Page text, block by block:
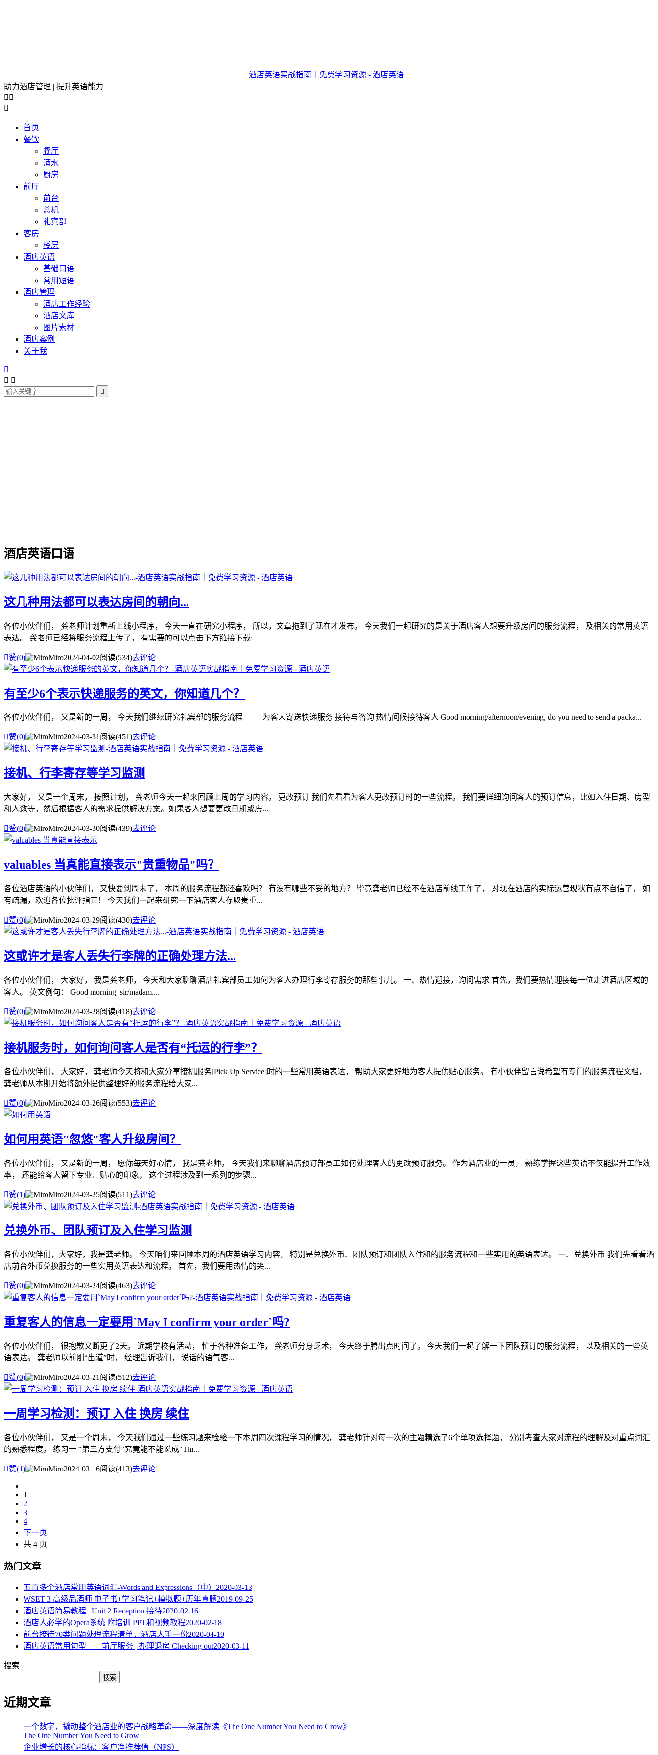
酒店英语实战指南｜免费学习资源 - 酒店英语
助力酒店管理 | 提升英语能力
 

首页
餐饮
餐厅
酒水
厨房
前厅
前台
总机
礼宾部
客房
楼层
酒店英语
基础口语
常用短语
酒店管理
酒店工作经验
酒店文库
图片素材
酒店案例
关于我

 

酒店英语口语
这几种用法都可以表达房间的朝向...
各位小伙伴们， 龚老师计划重新上线小程序， 今天一直在研究小程序， 所以，文章拖到了现在才发布。 今天我们一起研究的是关于酒店客人想要升级房间的服务流程， 及相关的常用英语
表达。 龚老师已经将服务流程上传了， 有需要的可以点击下方链接下载:...
赞(0) Miro2024-04-02阅读(534)去评论
有至少6个表示快递服务的英文，你知道几个？
各位小伙伴们， 又是新的一周， 今天我们继续研究礼宾部的服务流程 —— 为客人寄送快递服务 接待与咨询 热情问候接待客人 Good morning/afternoon/evening, do you need to send a packa...
赞(0) Miro2024-03-31阅读(451)去评论
接机、行李寄存等学习监测
大家好， 又是一个周末， 按照计划， 龚老师今天一起来回顾上周的学习内容。 更改预订 我们先看看为客人更改预订时的一些流程。 我们要详细询问客人的预订信息，比如入住日期、房型
和人数等，然后根据客人的需求提供解决方案。如果客人想要更改日期或房...
赞(0) Miro2024-03-30阅读(439)去评论
valuables 当真能直接表示"贵重物品"吗？
各位酒店英语的小伙伴们， 又快要到周末了， 本周的服务流程都还喜欢吗？ 有没有哪些不妥的地方？ 毕竟龚老师已经不在酒店前线工作了， 对现在酒店的实际运营现状有点不自信了， 如
有疏漏，欢迎各位批评指正！ 今天我们一起来研究一下酒店客人存取贵重...
赞(0) Miro2024-03-29阅读(430)去评论
这或许才是客人丢失行李牌的正确处理方法...
各位小伙伴们， 大家好， 我是龚老师， 今天和大家聊聊酒店礼宾部员工如何为客人办理行李寄存服务的那些事儿。 一、热情迎接，询问需求 首先，我们要热情迎接每一位走进酒店区域的
客人。 英文例句： Good morning, sir/madam....
赞(0) Miro2024-03-28阅读(418)去评论
接机服务时，如何询问客人是否有“托运的行李”？
各位小伙伴们， 大家好， 龚老师今天将和大家分享接机服务[Pick Up Service]时的一些常用英语表达， 帮助大家更好地为客人提供贴心服务。 有小伙伴留言说希望有专门的服务流程文档，
龚老师从本期开始将额外提供整理好的服务流程给大家...
赞(0) Miro2024-03-26阅读(553)去评论
如何用英语"忽悠"客人升级房间？
各位小伙伴们， 又是新的一周， 愿你每天好心情， 我是龚老师。 今天我们来聊聊酒店预订部员工如何处理客人的更改预订服务。 作为酒店业的一员， 熟练掌握这些英语不仅能提升工作效
率， 还能给客人留下专业、贴心的印象。 这个过程涉及到一系列的步骤...
赞(1) Miro2024-03-25阅读(511)去评论
兑换外币、团队预订及入住学习监测
各位小伙伴们，大家好，我是龚老师。 今天咱们来回顾本周的酒店英语学习内容， 特别是兑换外币、团队预订和团队入住和的服务流程和一些实用的英语表达。 一、兑换外币 我们先看看酒
店前台外币兑换服务的一些实用英语表达和流程。 首先，我们要用热情的笑...
赞(0) Miro2024-03-24阅读(463)去评论
重复客人的信息一定要用`May I confirm your order`吗?
各位小伙伴们， 很抱歉又断更了2天。 近期学校有活动， 忙于各种准备工作， 龚老师分身乏术， 今天终于腾出点时间了。 今天我们一起了解一下团队预订的服务流程， 以及相关的一些英
语表达。 龚老师以前刚“出道”时， 经理告诉我们， 说话的语气客...
赞(0) Miro2024-03-21 阅读(512)去评论
一周学习检测：预订 入住 换房 续住
各位小伙伴们， 又是一个周末， 今天我们通过一些练习题来检验一下本周四次课程学习的情况， 龚老师针对每一次的主题精选了6个单项选择题， 分别考查大家对流程的理解及对重点词汇
的熟悉程度。 练习一 “第三方支付”究竟能不能说成"Thi...
赞(1) Miro2024-03-16阅读(413)去评论
1
2
3
4
下一页
共 4 页
热门文章
五百多个酒店常用英语词汇-Words and Expressions（中） 2020-03-13
WSET 3 高级品酒师 电子书+学习笔记+模拟题+历年真题2019-09-25
酒店英语简易教程 | Unit 2 Reception 接待2020-02-16
酒店人必学的Opera系统 附培训 PPT和视频教程2020-02-18
​前台接待70类问题处理流程清单，酒店人手一份2020-04-19
酒店英语常用句型——前厅服务 | 办理退房 Checking out2020-03-11
搜索
搜索
近期文章
一个数字，撬动整个酒店业的客户战略革命——深度解读《The One Number You Need to Grow》
The One Number You Need to Grow
企业增长的核心指标：客户净推荐值（NPS）